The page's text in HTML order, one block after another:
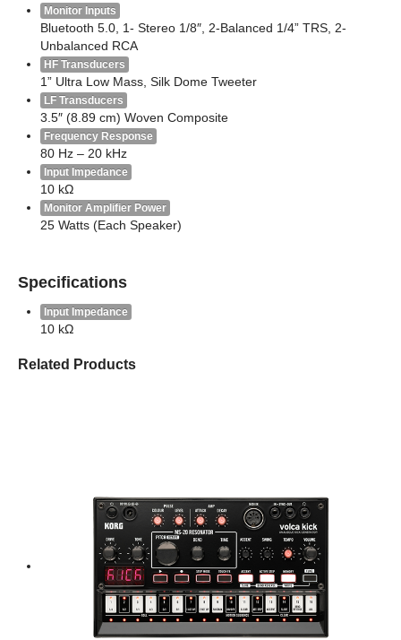
Monitor Inputs
Bluetooth 5.0, 1- Stereo 1/8″, 2-Balanced 1/4” TRS, 2-
Unbalanced RCA
HF Transducers
1” Ultra Low Mass, Silk Dome Tweeter
LF Transducers
3.5″ (8.89 cm) Woven Composite
Frequency Response
80 Hz – 20 kHz
Input Impedance
10 kΩ
Monitor Amplifier Power
25 Watts (Each Speaker)
Specifications
Input Impedance
10 kΩ
Related Products